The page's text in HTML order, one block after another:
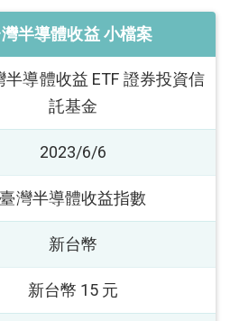
半導體收益 小檔案
半導體收益 ETF 證券投資信
託基金
2023/6/6
臺灣半導體收益指數
新台幣
新台幣 15 元